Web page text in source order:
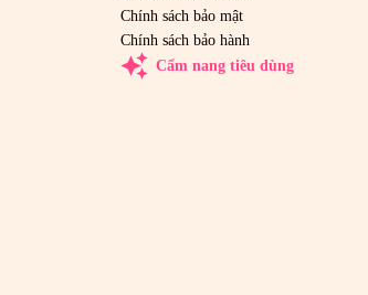
Chính sách bảo mật
Chính sách bảo hành
auto_awesome Cẩm nang tiêu dùng